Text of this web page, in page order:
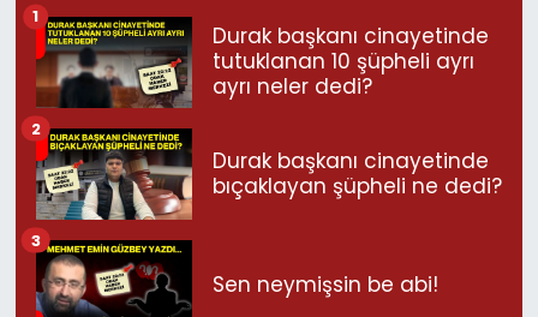
Durak başkanı cinayetinde
tutuklanan 10 şüpheli ayrı
ayrı neler dedi?
1
Durak başkanı cinayetinde
bıçaklayan şüpheli ne dedi?
2
Sen neymişsin be abi!
3